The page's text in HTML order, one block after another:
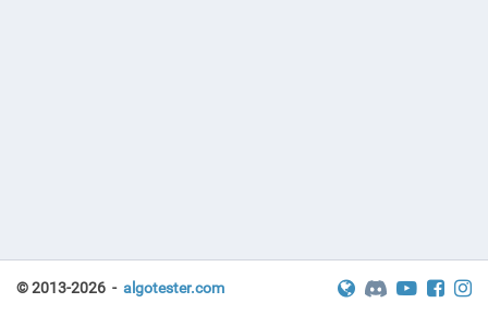
© 2013-2026 - algotester.com